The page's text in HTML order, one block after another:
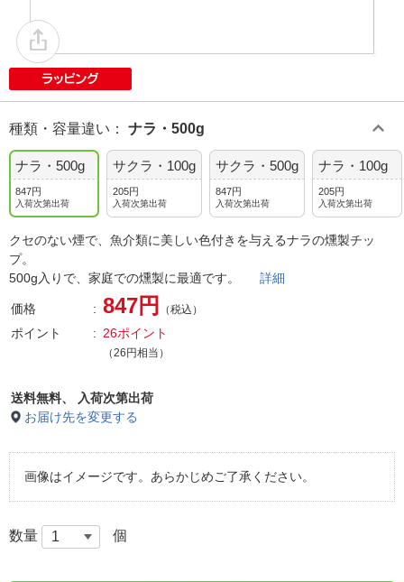
種類・容量違い ： ナラ・500g
ナラ・500g
847円
入荷次第出荷
サクラ・100g
205円
入荷次第出荷
サクラ・500g
847円
入荷次第出荷
ナラ・100g
205円
入荷次第出荷
クセのない煙で、魚介類に美しい色付きを与えるナラの燻製チッ
プ。
500g入りで、家庭での燻製に最適です。 詳細
価格 847円 （税込）
ポイント 26ポイント
（26円相当）
送料無料、
入荷次第出荷
お届け先を変更する
画像はイメージです。あらかじめご了承ください。
数量 個